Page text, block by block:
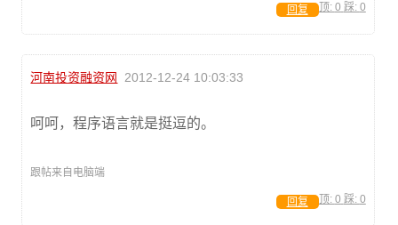
顶: 0 踩: 0
回复
河南投资融资网 2012-12-24 10:03:33
呵呵，程序语言就是挺逗的。
跟帖来自电脑端
顶: 0 踩: 0
回复